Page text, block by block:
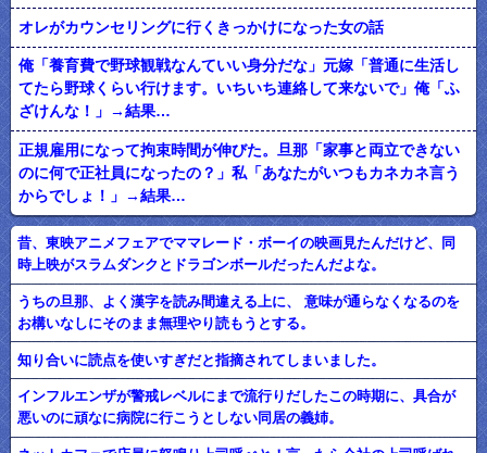
オレがカウンセリングに行くきっかけになった女の話
俺「養育費で野球観戦なんていい身分だな」元嫁「普通に生活し
てたら野球くらい行けます。いちいち連絡して来ないで」俺「ふ
ざけんな！」→結果…
正規雇用になって拘束時間が伸びた。旦那「家事と両立できない
のに何で正社員になったの？」私「あなたがいつもカネカネ言う
からでしょ！」→結果…
昔、東映アニメフェアでママレード・ボーイの映画見たんだけど、同
時上映がスラムダンクとドラゴンボールだったんだよな。
うちの旦那、よく漢字を読み間違える上に、 意味が通らなくなるのを
お構いなしにそのまま無理やり読もうとする。
知り合いに読点を使いすぎだと指摘されてしまいました。
インフルエンザが警戒レベルにまで流行りだしたこの時期に、具合が
悪いのに頑なに病院に行こうとしない同居の義姉。